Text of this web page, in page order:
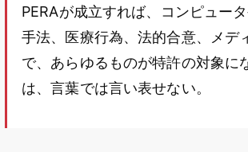
PERAが成立すれば、コンピュー
手法、医療行為、法的合意、メデ
で、あらゆるものが特許の対象に
は、言葉では言い表せない。